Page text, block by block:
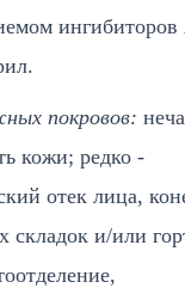
покровов:
кожи; редко -
отек лица,
складок и/или